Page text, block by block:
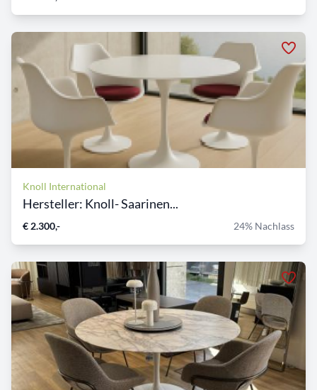
Knoll International
Hersteller: Knoll- Saarinen...
€ 2.300,- 24% Nachlass